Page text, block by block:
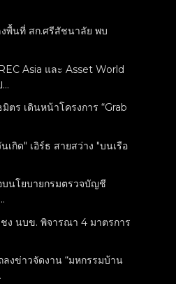
พื้นที่ สก.ศรีสัชนาลัย พบ
Asia และ Asset World
ตร เดินหน้าโครงการ “Grab
กิด" เอิร์ธ สายสว่าง "บนเรือ
บนโยบายกรมตรวจบัญชี
ชง นบข. พิจารณา 4 มาตรการ
ลงข่าวจัดงาน “มหกรรมบ้าน